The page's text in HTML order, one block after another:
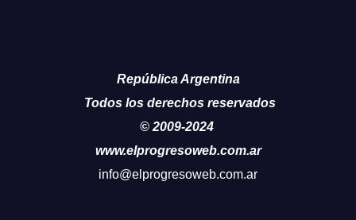
República Argentina
Todos los derechos reservados
© 2009-2024
www.elprogresoweb.com.ar
info@elprogresoweb.com.ar